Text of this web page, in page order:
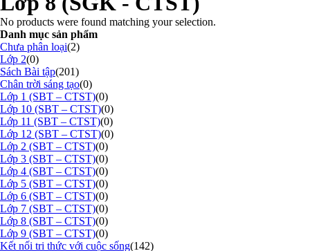
No products were found matching your selection.
Danh mục sản phẩm
Chưa phân loại(2)
Lớp 2(0)
Sách Bài tập(201)
Chân trời sáng tạo(0)
Lớp 1 (SBT – CTST)(0)
Lớp 10 (SBT – CTST)(0)
Lớp 11 (SBT – CTST)(0)
Lớp 12 (SBT – CTST)(0)
Lớp 2 (SBT – CTST)(0)
Lớp 3 (SBT – CTST)(0)
Lớp 4 (SBT – CTST)(0)
Lớp 5 (SBT – CTST)(0)
Lớp 6 (SBT – CTST)(0)
Lớp 7 (SBT – CTST)(0)
Lớp 8 (SBT – CTST)(0)
Lớp 9 (SBT – CTST)(0)
Kết nối tri thức với cuộc sống(142)